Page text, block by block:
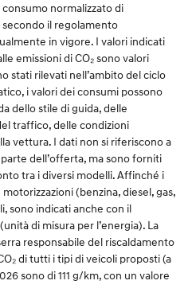
normalizzato di
il regolamento
in vigore. I valori indicati
emissioni di CO₂ sono valori
stati rilevati nell’ambito del ciclo
i valori dei consumi possono
dello stile di guida, delle
traffico, delle condizioni
vettura. I dati non si riferiscono a
dell’offerta, ma sono forniti
tra i diversi modelli. Affinché i
(benzina, diesel, gas,
sono indicati anche con il
di misura per l’energia). La
responsabile del riscaldamento
di tutti i tipi di veicoli proposti (a
sono di 111 g/km, con un valore